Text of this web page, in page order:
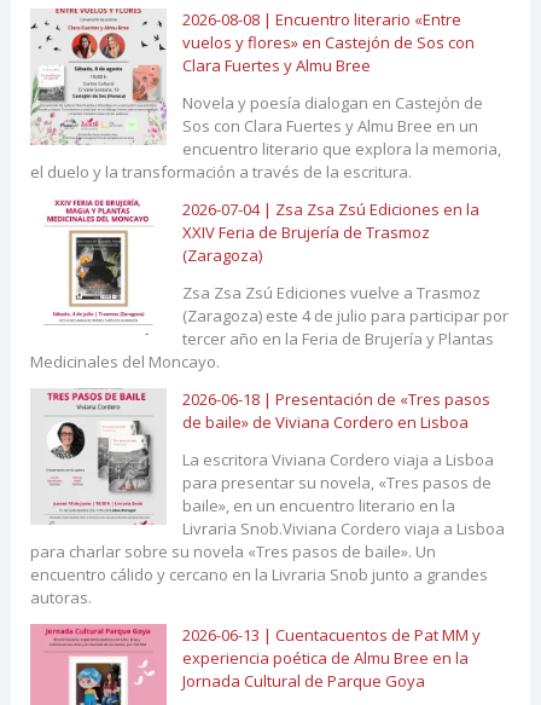
2026-08-08 | Encuentro literario «Entre
vuelos y flores» en Castejón de Sos con
Clara Fuertes y Almu Bree
Novela y poesía dialogan en Castejón de
Sos con Clara Fuertes y Almu Bree en un
encuentro literario que explora la memoria,
el duelo y la transformación a través de la escritura.
2026-07-04 | Zsa Zsa Zsú Ediciones en la
XXIV Feria de Brujería de Trasmoz
(Zaragoza)
Zsa Zsa Zsú Ediciones vuelve a Trasmoz
(Zaragoza) este 4 de julio para participar por
tercer año en la Feria de Brujería y Plantas
Medicinales del Moncayo.
2026-06-18 | Presentación de «Tres pasos
de baile» de Viviana Cordero en Lisboa
La escritora Viviana Cordero viaja a Lisboa
para presentar su novela, «Tres pasos de
baile», en un encuentro literario en la
Livraria Snob.Viviana Cordero viaja a Lisboa
para charlar sobre su novela «Tres pasos de baile». Un
encuentro cálido y cercano en la Livraria Snob junto a grandes
autoras.
2026-06-13 | Cuentacuentos de Pat MM y
experiencia poética de Almu Bree en la
Jornada Cultural de Parque Goya